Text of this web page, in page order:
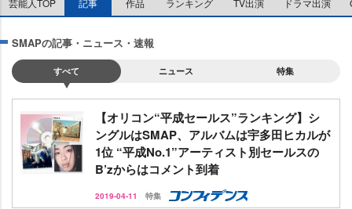
e
芸能人TOP 記事 作品 ランキング TV出演 ドラマ出演
SMAPの記事・ニュース・速報
すべて ニュース 特集
【オリコン“平成セールス”ランキング】シ
ングルはSMAP、アルバムは宇多田ヒカルが
1位 “平成No.1”アーティスト別セールスの
B’zからはコメント到着
2019-04-11 特集